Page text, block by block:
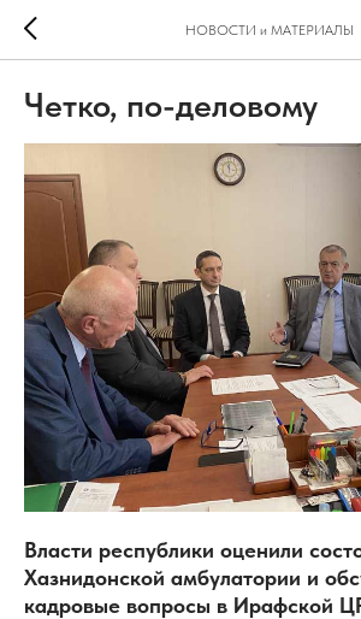
НОВОСТИ и МАТЕРИАЛЫ
Четко, по-деловому
Власти республики оценили
Хазнидонской амбулатории и
кадровые вопросы в Ирафской